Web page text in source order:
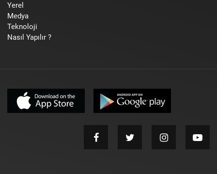
Yerel
Medya
Teknoloji
Nasıl Yapılır ?